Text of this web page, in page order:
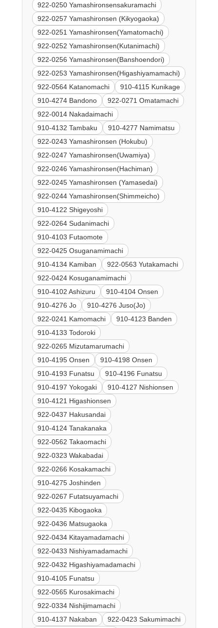
922-0250 Yamashironsensakuramachi
922-0257 Yamashironsen (Kikyogaoka)
922-0251 Yamashironsen(Yamatomachi)
922-0252 Yamashironsen(Kutanimachi)
922-0256 Yamashironsen(Banshoendori)
922-0253 Yamashironsen(Higashiyamamachi)
922-0564 Katanomachi
910-4115 Kunikage
910-4274 Bandono
922-0271 Omatamachi
922-0014 Nakadaimachi
910-4132 Tambaku
910-4277 Namimatsu
922-0243 Yamashironsen (Hokubu)
922-0247 Yamashironsen(Uwamiya)
922-0246 Yamashironsen(Hachiman)
922-0245 Yamashironsen (Yamasedai)
922-0244 Yamashironsen(Shimmeicho)
910-4122 Shigeyoshi
922-0264 Sudanimachi
910-4103 Futaomote
922-0425 Osuganamimachi
910-4134 Kamiban
922-0563 Yutakamachi
922-0424 Kosuganamimachi
910-4102 Ashizuru
910-4104 Onsen
910-4276 Jo
910-4276 Juso(Jo)
922-0241 Kamomachi
910-4123 Banden
910-4133 Todoroki
922-0265 Mizutamarumachi
910-4195 Onsen
910-4198 Onsen
910-4193 Funatsu
910-4196 Funatsu
910-4197 Yokogaki
910-4127 Nishionsen
910-4121 Higashionsen
922-0437 Hakusandai
910-4124 Tanakanaka
922-0562 Takaomachi
922-0323 Wakabadai
922-0266 Kosakamachi
910-4275 Joshinden
922-0267 Futatsuyamachi
922-0435 Kibogaoka
922-0436 Matsugaoka
922-0434 Kitayamadamachi
922-0433 Nishiyamadamachi
922-0432 Higashiyamadamachi
910-4105 Funatsu
922-0565 Kurosakimachi
922-0334 Nishijimamachi
910-4137 Nakaban
922-0423 Sakumimachi